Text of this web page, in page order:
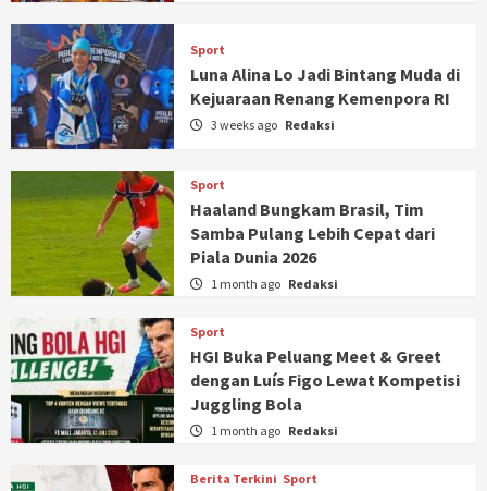
Sport
Luna Alina Lo Jadi Bintang Muda di
Kejuaraan Renang Kemenpora RI
3 weeks ago Redaksi
Sport
Haaland Bungkam Brasil, Tim
Samba Pulang Lebih Cepat dari
Piala Dunia 2026
1 month ago Redaksi
Sport
HGI Buka Peluang Meet & Greet
dengan Luís Figo Lewat Kompetisi
Juggling Bola
1 month ago Redaksi
Berita Terkini Sport